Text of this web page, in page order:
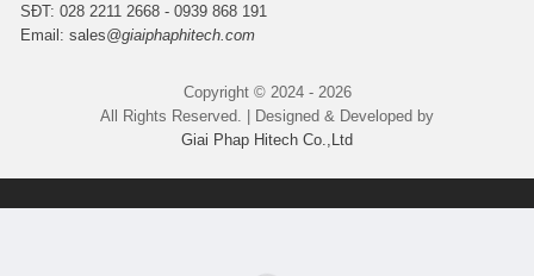
SĐT: 028 2211 2668 - 0939 868 191
Email: sales@giaiphaphitech.com
Copyright © 2024 - 2026
All Rights Reserved. | Designed & Developed by
Giai Phap Hitech Co.,Ltd